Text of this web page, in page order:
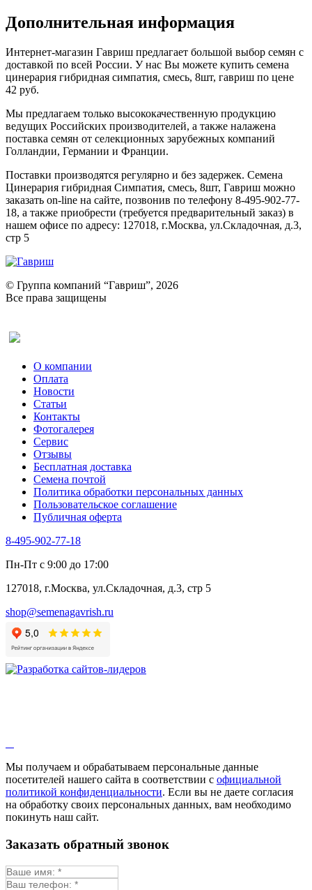
Дополнительная информация
Интернет-магазин Гавриш предлагает большой выбор семян с
доставкой по всей России. У нас Вы можете купить семена
цинерария гибридная симпатия, смесь, 8шт, гавриш по цене
42 руб.
Мы предлагаем только высококачественную продукцию
ведущих Российских производителей, а также налажена
поставка семян от селекционных зарубежных компаний
Голландии, Германии и Франции.
Поставки производятся регулярно и без задержек. Семена
Цинерария гибридная Симпатия, смесь, 8шт, Гавриш можно
заказать on-line на сайте, позвонив по телефону 8-495-902-77-
18, а также приобрести (требуется предварительный заказ) в
нашем офисе по адресу: 127018, г.Москва, ул.Складочная, д.3,
стр 5
© Группа компаний “Гавриш”, 2026
Все права защищены
О компании
Оплата
Новости
Статьи
Контакты
Фотогалерея​
Сервис
Отзывы
Бесплатная доставка
Семена почтой
Политика обработки персональных данных
Пользовательское соглашение
Публичная оферта
8-495-902-77-18
Пн-Пт с 9:00 до 17:00
127018, г.Москва, ул.Складочная, д.3, стр 5
shop@semenagavrish.ru
Мы получаем и обрабатываем персональные данные
посетителей нашего сайта в соответствии с официальной
политикой конфиденциальности. Если вы не даете согласия
на обработку своих персональных данных, вам необходимо
покинуть наш сайт.
Заказать обратный звонок